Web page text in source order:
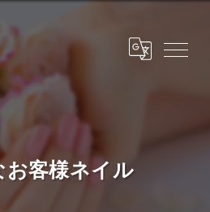
お客様ネイル